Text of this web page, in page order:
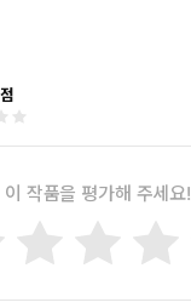
이 작품을 평가해 주세요!